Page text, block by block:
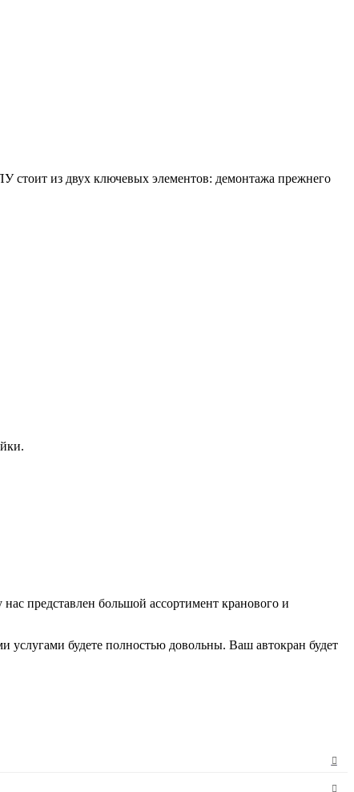
стоит из двух ключевых элементов: демонтажа прежнего
представлен большой ассортимент кранового и
будете полностью довольны. Ваш автокран будет